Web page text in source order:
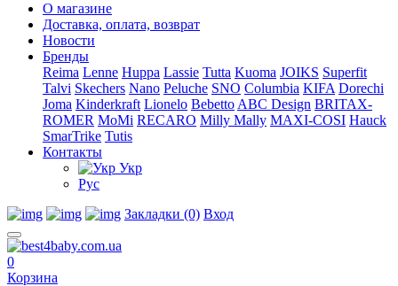
О магазине
Доставка, оплата, возврат
Новости
Бренды
Reima Lenne Huppa Lassie Tutta Kuoma JOIKS Superfit
Talvi Skechers Nano Peluche SNO Columbia KIFA Dorechi
Joma Kinderkraft Lionelo Bebetto ABC Design BRITAX-
ROMER MoMi RECARO Milly Mally MAXI-COSI Hauck
SmarTrike Tutis
Контакты
Укр
Рус
Закладки (0) Вход
0
Корзина